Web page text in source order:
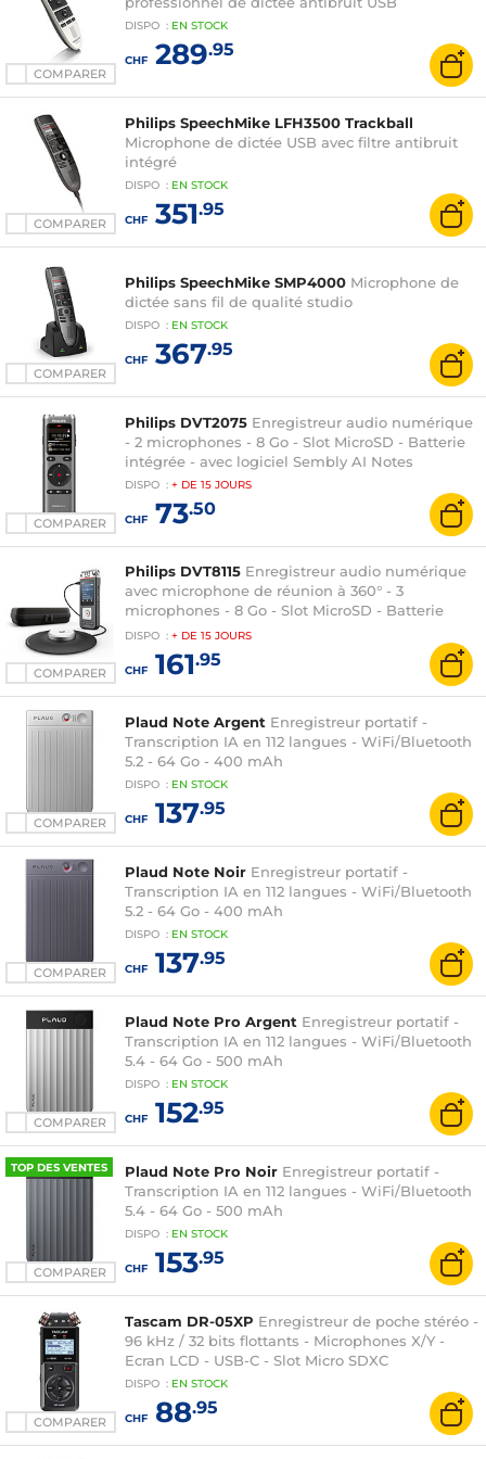
COMPARER
DISPO : EN STOCK
CHF289.95
COMPARER
Philips SpeechMike LFH3500 Trackball
Microphone de dictée USB avec filtre antibruit
intégré
DISPO : EN STOCK
CHF351.95
COMPARER
Philips SpeechMike SMP4000 Microphone de
dictée sans fil de qualité studio
DISPO : EN STOCK
CHF367.95
COMPARER
Philips DVT2075 Enregistreur audio numérique
- 2 microphones - 8 Go - Slot MicroSD - Batterie
intégrée - avec logiciel Sembly AI Notes
DISPO : + DE 15 JOURS
CHF73.50
COMPARER
Philips DVT8115 Enregistreur audio numérique
avec microphone de réunion à 360° - 3
microphones - 8 Go - Slot MicroSD - Batterie
intégrée - Wi-Fi - avec essai gratuit de 30 jours
au logiciel Sembly
DISPO : + DE 15 JOURS
CHF161.95
COMPARER
Plaud Note Argent Enregistreur portatif -
Transcription IA en 112 langues - WiFi/Bluetooth
5.2 - 64 Go - 400 mAh
DISPO : EN STOCK
CHF137.95
COMPARER
Plaud Note Noir Enregistreur portatif -
Transcription IA en 112 langues - WiFi/Bluetooth
5.2 - 64 Go - 400 mAh
DISPO : EN STOCK
CHF137.95
COMPARER
Plaud Note Pro Argent Enregistreur portatif -
Transcription IA en 112 langues - WiFi/Bluetooth
5.4 - 64 Go - 500 mAh
DISPO : EN STOCK
CHF152.95
TOP DES VENTES
COMPARER
Plaud Note Pro Noir Enregistreur portatif -
Transcription IA en 112 langues - WiFi/Bluetooth
5.4 - 64 Go - 500 mAh
DISPO : EN STOCK
CHF153.95
COMPARER
Tascam DR-05XP Enregistreur de poche stéréo -
96 kHz / 32 bits flottants - Microphones X/Y -
Ecran LCD - USB-C - Slot Micro SDXC
DISPO : EN STOCK
CHF88.95